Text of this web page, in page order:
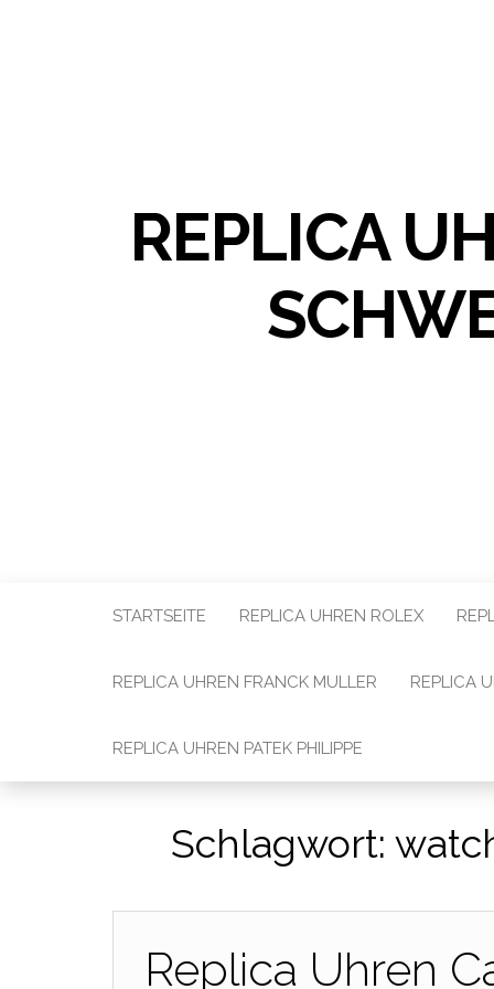
REPLICA
STARTSEITE REPLICA UHREN ROLEX
REPLICA UHREN FRANCK MULLER REPLICA
REPLICA UHREN PATEK PHILIPPE
Schlagwort:
Replica Uhren